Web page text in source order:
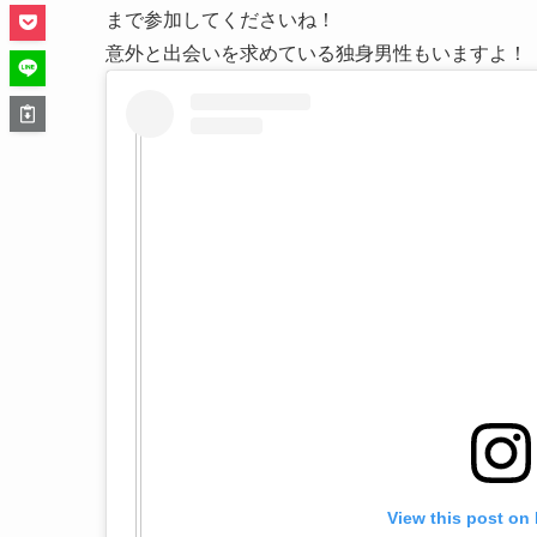
まで参加してくださいね！
意外と出会いを求めている独身男性もいますよ！
View this post on